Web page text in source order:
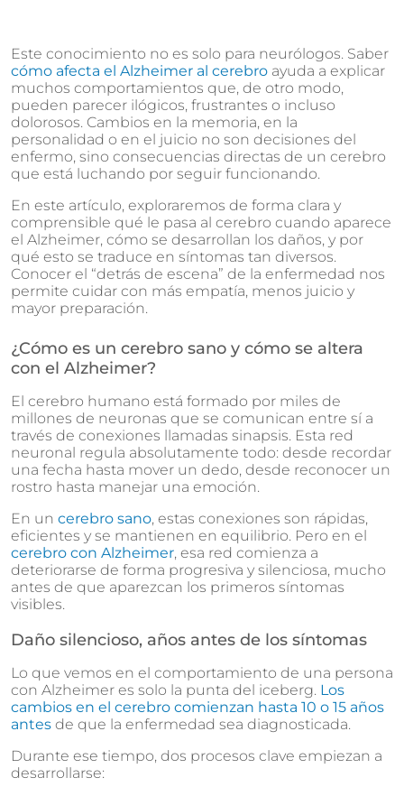
Este conocimiento no es solo para neurólogos. Saber
cómo afecta el Alzheimer al cerebro ayuda a explicar
muchos comportamientos que, de otro modo,
pueden parecer ilógicos, frustrantes o incluso
dolorosos. Cambios en la memoria, en la
personalidad o en el juicio no son decisiones del
enfermo, sino consecuencias directas de un cerebro
que está luchando por seguir funcionando.
En este artículo, exploraremos de forma clara y
comprensible qué le pasa al cerebro cuando aparece
el Alzheimer, cómo se desarrollan los daños, y por
qué esto se traduce en síntomas tan diversos.
Conocer el “detrás de escena” de la enfermedad nos
permite cuidar con más empatía, menos juicio y
mayor preparación.
¿Cómo es un cerebro sano y cómo se altera
con el Alzheimer?
El cerebro humano está formado por miles de
millones de neuronas que se comunican entre sí a
través de conexiones llamadas sinapsis. Esta red
neuronal regula absolutamente todo: desde recordar
una fecha hasta mover un dedo, desde reconocer un
rostro hasta manejar una emoción.
En un cerebro sano, estas conexiones son rápidas,
eficientes y se mantienen en equilibrio. Pero en el
cerebro con Alzheimer, esa red comienza a
deteriorarse de forma progresiva y silenciosa, mucho
antes de que aparezcan los primeros síntomas
visibles.
Daño silencioso, años antes de los síntomas
Lo que vemos en el comportamiento de una persona
con Alzheimer es solo la punta del iceberg. Los
cambios en el cerebro comienzan hasta 10 o 15 años
antes de que la enfermedad sea diagnosticada.
Durante ese tiempo, dos procesos clave empiezan a
desarrollarse: